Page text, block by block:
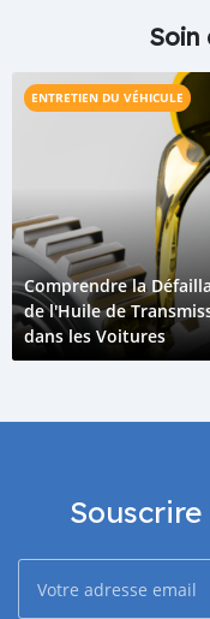
Soin
ENTRETIEN DU VÉHICULE
Comprendre la
de l'Huile de
dans les Voitures